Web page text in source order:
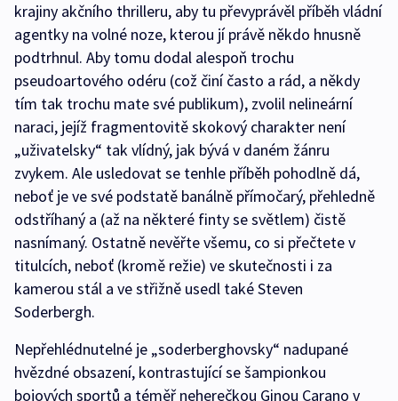
krajiny akčního thrilleru, aby tu převyprávěl příběh vládní
agentky na volné noze, kterou jí právě někdo hnusně
podtrhnul. Aby tomu dodal alespoň trochu
pseudoartového odéru (což činí často a rád, a někdy
tím tak trochu mate své publikum), zvolil nelineární
naraci, jejíž fragmentovitě skokový charakter není
„uživatelsky“ tak vlídný, jak bývá v daném žánru
zvykem. Ale usledovat se tenhle příběh pohodlně dá,
neboť je ve své podstatě banálně přímočarý, přehledně
odstříhaný a (až na některé finty se světlem) čistě
nasnímaný. Ostatně nevěřte všemu, co si přečtete v
titulcích, neboť (kromě režie) ve skutečnosti i za
kamerou stál a ve střižně usedl také Steven
Soderbergh.
Nepřehlédnutelné je „soderberghovsky“ nadupané
hvězdné obsazení, kontrastující se šampionkou
bojových sportů a téměř neherečkou Ginou Carano v